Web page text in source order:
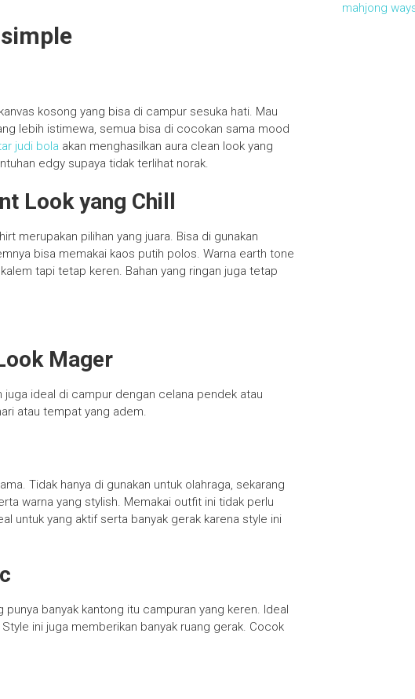
kosong yang bisa di campur sesuka hati. Mau
lebih istimewa, semua bisa di cocokan sama mood
judi bola akan menghasilkan aura clean look yang
edgy supaya tidak terlihat norak.
Look yang Chill
merupakan pilihan yang juara. Bisa di gunakan
bisa memakai kaos putih polos. Warna earth tone
tapi tetap keren. Bahan yang ringan juga tetap
Mager
ideal di campur dengan celana pendek atau
atau tempat yang adem.
Tidak hanya di gunakan untuk olahraga, sekarang
warna yang stylish. Memakai outfit ini tidak perlu
untuk yang aktif serta banyak gerak karena style ini
punya banyak kantong itu campuran yang keren. Ideal
ini juga memberikan banyak ruang gerak. Cocok
mahjong